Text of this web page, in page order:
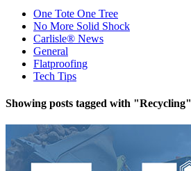
One Tote One Tree
No More Solid Shock
Carlisle® News
General
Flatproofing
Tech Tips
Showing posts tagged with "Recycling"